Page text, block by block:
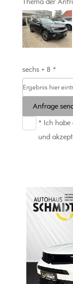
Thema der
sechs + 8 *
Anfrage
* Ich habe
und